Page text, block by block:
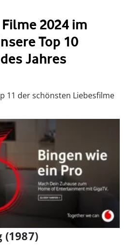
2024 im
Top 10
Jahres
11 der schönsten Liebesfilme
(1987)